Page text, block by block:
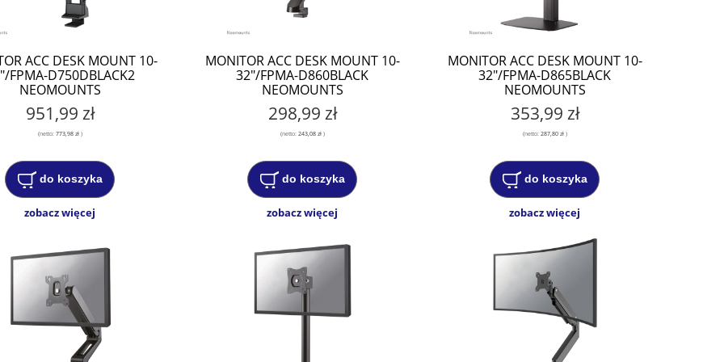
ACC DESK MOUNT 10-
FPMA-D750DBLACK2
NEOMOUNTS
951,99 zł
(netto: 773,98 zł)
do koszyka
zobacz więcej
MONITOR ACC DESK MOUNT 10-
32"/FPMA-D860BLACK
NEOMOUNTS
298,99 zł
(netto: 243,08 zł)
do koszyka
zobacz więcej
MONITOR ACC DESK MOUNT 10-
32"/FPMA-D865BLACK
NEOMOUNTS
353,99 zł
(netto: 287,80 zł)
do koszyka
zobacz więcej